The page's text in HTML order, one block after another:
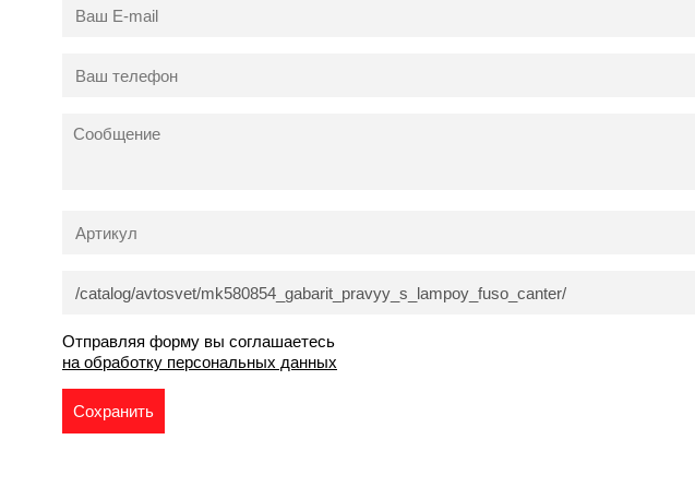
Отправляя форму вы соглашаетесь
на обработку персональных данных